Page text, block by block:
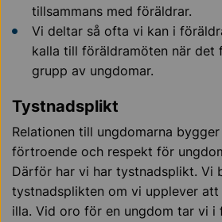
tillsammans med föräldrar.
Vi deltar så ofta vi kan i
kalla till föräldramöten när det
grupp av ungdomar.
Tystnadsplikt
Relationen till ungdomarna
förtroende och respekt för
Därför har vi har tystnadsplikt. Vi
tystnadsplikten om vi upplever att
illa. Vid oro för en ungdom tar vi i